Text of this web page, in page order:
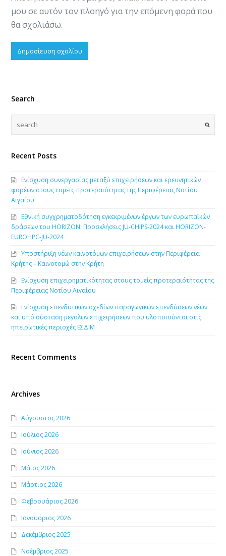
μου σε αυτόν τον πλοηγό για την επόμενη φορά που
θα σχολιάσω.
Search
Recent Posts
Ενίσχυση συνεργασίας μεταξύ επιχειρήσεων και ερευνητικών
φορέων στους τομείς προτεραιότητας της Περιφέρειας Νοτίου
Αιγαίου
Εθνική συγχρηματοδότηση εγκεκριμένων έργων των ευρωπαϊκών
δράσεων του HORIZON: Προσκλήσεις JU-CHIPS-2024 και HORIZON-
EUROHPC-JU-2024
Υποστήριξη νέων καινοτόμων επιχειρήσεων στην Περιφέρεια
Κρήτης – Καινοτομώ στην Κρήτη
Ενίσχυση επιχειρηματικότητας στους τομείς προτεραιότητας της
Περιφέρειας Νοτίου Αιγαίου
Ενίσχυση επενδυτικών σχεδίων παραγωγικών επενδύσεων νέων
και υπό σύσταση μεγάλων επιχειρήσεων που υλοποιούνται στις
ηπειρωτικές περιοχές ΕΣΔΙΜ
Recent Comments
Archives
Αύγουστος 2026
Ιούλιος 2026
Ιούνιος 2026
Μάιος 2026
Μάρτιος 2026
Φεβρουάριος 2026
Ιανουάριος 2026
Δεκέμβριος 2025
Νοέμβριος 2025